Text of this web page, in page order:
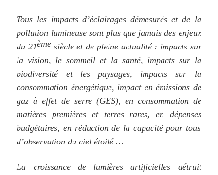
Tous les impacts d’éclairages démesurés et de la
pollution lumineuse sont plus que jamais des enjeux
du 21ème siècle et de pleine actualité : impacts sur
la vision, le sommeil et la santé, impacts sur la
biodiversité et les paysages, impacts sur la
consommation énergétique, impact en émissions de
gaz à effet de serre (GES), en consommation de
matières premières et terres rares, en dépenses
budgétaires, en réduction de la capacité pour tous
d’observation du ciel étoilé …
La croissance de lumières artificielles détruit